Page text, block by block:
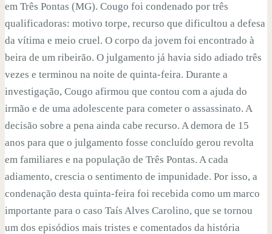
em Três Pontas (MG). Cougo foi condenado por três
qualificadoras: motivo torpe, recurso que dificultou a defesa
da vítima e meio cruel. O corpo da jovem foi encontrado à
beira de um ribeirão. O julgamento já havia sido adiado três
vezes e terminou na noite de quinta-feira. Durante a
investigação, Cougo afirmou que contou com a ajuda do
irmão e de uma adolescente para cometer o assassinato. A
decisão sobre a pena ainda cabe recurso. A demora de 15
anos para que o julgamento fosse concluído gerou revolta
em familiares e na população de Três Pontas. A cada
adiamento, crescia o sentimento de impunidade. Por isso, a
condenação desta quinta-feira foi recebida como um marco
importante para o caso Taís Alves Carolino, que se tornou
um dos episódios mais tristes e comentados da história